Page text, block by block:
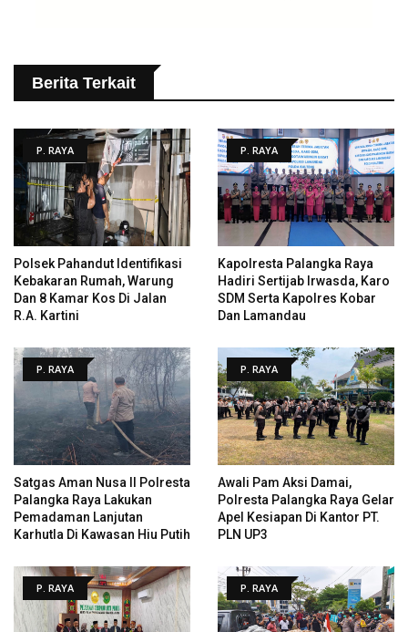
Berita Terkait
P. RAYA
Polsek Pahandut Identifikasi
Kebakaran Rumah, Warung
Dan 8 Kamar Kos Di Jalan
R.A. Kartini
P. RAYA
Kapolresta Palangka Raya
Hadiri Sertijab Irwasda, Karo
SDM Serta Kapolres Kobar
Dan Lamandau
P. RAYA
Satgas Aman Nusa II Polresta
Palangka Raya Lakukan
Pemadaman Lanjutan
Karhutla Di Kawasan Hiu Putih
P. RAYA
Awali Pam Aksi Damai,
Polresta Palangka Raya Gelar
Apel Kesiapan Di Kantor PT.
PLN UP3
P. RAYA P. RAYA